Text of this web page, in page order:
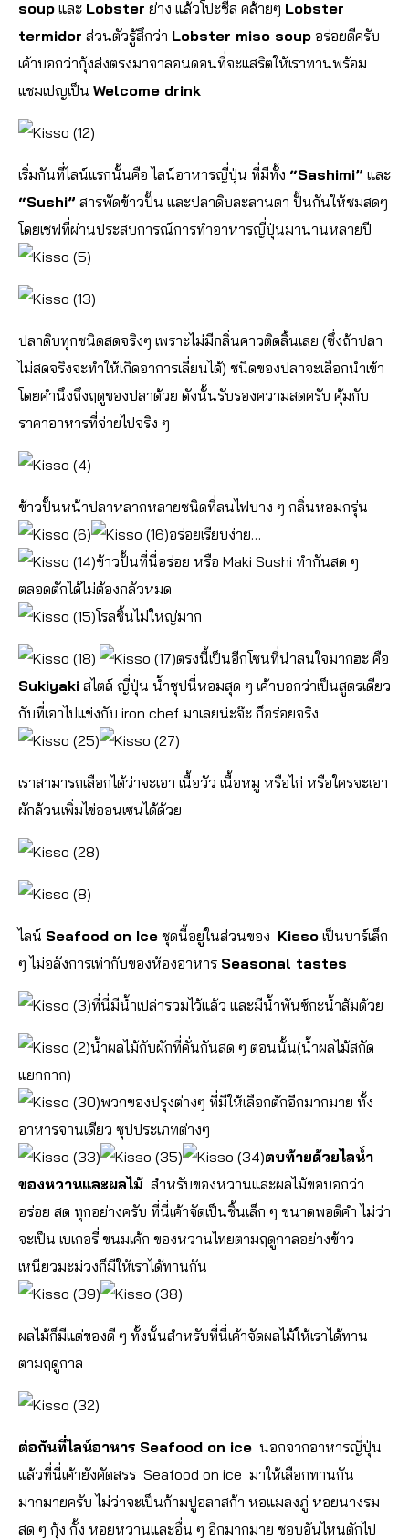
soup และ Lobster ย่าง แล้วโปะชีส คล้ายๆ Lobster
termidor ส่วนตัวรู้สึกว่า Lobster miso soup อร่อยดีครับ
เค้าบอกว่ากุ้งส่งตรงมาจาลอนดอนที่จะเเสริตให้เราทานพร้อม
แชมเปญเป็น Welcome drink
เริ่มกันที่ไลน์แรกนั้นคือ ไลน์อาหารญี่ปุ่น ที่มีทั้ง “Sashimi” และ
“Sushi” สารพัดข้าวปั้น และปลาดิบละลานตา ปั้นกันให้ชมสดๆ
โดยเชฟที่ผ่านประสบการณ์การทำอาหารญี่ปุ่นมานานหลายปี
ปลาดิบทุกชนิดสดจริงๆ เพราะไม่มีกลิ่นคาวติดลิ้นเลย (ซึ่งถ้าปลา
ไม่สดจริงจะทำให้เกิดอาการเลี่ยนได้) ชนิดของปลาจะเลือกนำเข้า
โดยคำนึงถึงฤดูของปลาด้วย ดังนั้นรับรองความสดครับ คุ้มกับ
ราคาอาหารที่จ่ายไปจริง ๆ
ข้าวปั้นหน้าปลาหลากหลายชนิดที่ลนไฟบาง ๆ กลิ่นหอมกรุ่น
อร่อยเรียบง่าย…
ข้าวปั้นที่นี่อร่อย หรือ Maki Sushi ทำกันสด ๆ
ตลอดตักได้ไม่ต้องกลัวหมด
โรลชิ้นไม่ใหญ่มาก
ตรงนี้เป็นอีกโซนที่น่าสนใจมากฮะ คือ
Sukiyaki สไตล์ ญี่ปุ่น น้ำซุปนี่หอมสุด ๆ เค้าบอกว่าเป็นสูตรเดียว
กับที่เอาไปแข่งกับ iron chef มาเลยน่ะจ๊ะ ก็อร่อยจริง
เราสามารถเลือกได้ว่าจะเอา เนื้อวัว เนื้อหมู หรือไก่ หรือใครจะเอา
ผักล้วนเพิ่มไข่ออนเซนได้ด้วย
ไลน์ Seafood on Ice ชุดนี้อยู่ในส่วนของ Kisso เป็นบาร์เล็ก
ๆ ไม่อลังการเท่ากับของห้องอาหาร Seasonal tastes
ที่นี่มีน้ำเปล่ารวมไว้แล้ว และมีน้ำพันซ์กะน้ำส้มด้วย
น้ำผลไม้กับผักที่คั่นกันสด ๆ ตอนนั้น(น้ำผลไม้สกัด
แยกกาก)
พวกของปรุงต่างๆ ที่มีให้เลือกตักอีกมากมาย ทั้ง
อาหารจานเดียว ซุปประเภทต่างๆ
ตบท้ายด้วยไลน์ำ
ของหวานและผลไม้ สำหรับของหวานและผลไม้ขอบอกว่า
อร่อย สด ทุกอย่างครับ ที่นี่เค้าจัดเป็นชิ้นเล็ก ๆ ขนาดพอดีคำ ไม่ว่า
จะเป็น เบเกอรี่ ขนมเค้ก ของหวานไทยตามฤดูกาลอย่างข้าว
เหนียวมะม่วงก็มีให้เราได้ทานกัน
ผลไม้ก็มีแต่ของดี ๆ ทั้งนั้นสำหรับที่นี่เค้าจัดผลไม้ให้เราได้ทาน
ตามฤดูกาล
ต่อกันที่ไลน์อาหาร Seafood on ice นอกจากอาหารญี่ปุ่น
แล้วที่นี่เค้ายังคัดสรร Seafood on ice มาให้เลือกทานกัน
มากมายครับ ไม่ว่าจะเป็นก้ามปูอลาสก้า หอแมลงภู่ หอยนางรม
สด ๆ กุ้ง กั้ง หอยหวานและอื่น ๆ อีกมากมาย ชอบอันไหนตักไป